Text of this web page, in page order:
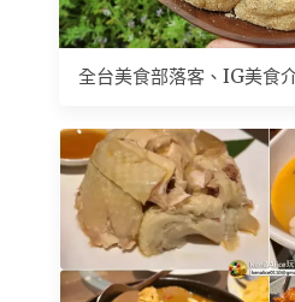
全台美食部落客、IG美食